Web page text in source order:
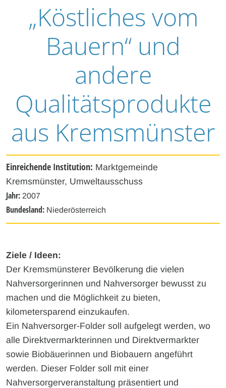
„Köstliches vom
Bauern“ und
andere
Qualitätsprodukte
aus Kremsmünster
Einreichende Institution: Marktgemeinde
Kremsmünster, Umweltausschuss
Jahr: 2007
Bundesland: Niederösterreich
Ziele / Ideen:
Der Kremsmünsterer Bevölkerung die vielen
Nahversorgerinnen und Nahversorger bewusst zu
machen und die Möglichkeit zu bieten,
kilometersparend einzukaufen.
Ein Nahversorger-Folder soll aufgelegt werden, wo
alle Direktvermarkterinnen und Direktvermarkter
sowie Biobäuerinnen und Biobauern angeführt
werden. Dieser Folder soll mit einer
Nahversorgerveranstaltung präsentiert und